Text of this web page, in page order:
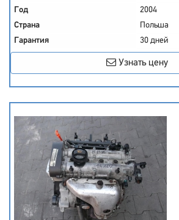
Год
2004
Страна
Польша
Гарантия
30 дней
Узнать цену